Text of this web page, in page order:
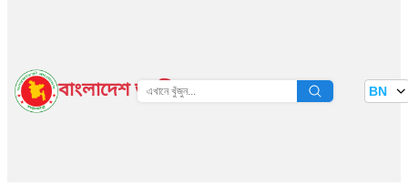
বাংলাদেশ জাতীয় তথ্য বাতায়ন BN